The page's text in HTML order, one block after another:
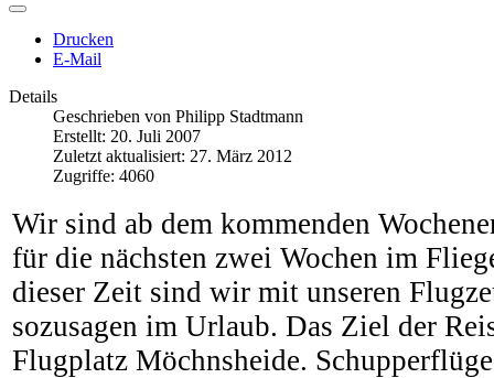
Drucken
E-Mail
Details
Geschrieben von Philipp Stadtmann
Erstellt: 20. Juli 2007
Zuletzt aktualisiert: 27. März 2012
Zugriffe: 4060
Wir sind ab dem kommenden
für die nächsten zwei Wochen im
dieser Zeit sind wir mit unseren
sozusagen im Urlaub. Das Ziel der
Flugplatz Möchnsheide.